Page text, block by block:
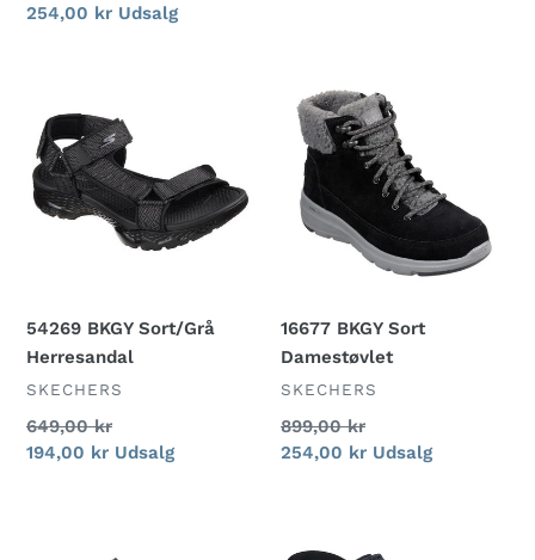
Udsalgspris
254,00 kr Udsalg
BKGY
Sort/Grå
Herresandal
54269 BKGY Sort/Grå
Herresandal
FORHANDLER
SKECHERS
Normalpris
649,00 kr
Udsalgspris
194,00 kr Udsalg
BKGY
Sort
Damestøvlet
16677 BKGY Sort
Damestøvlet
FORHANDLER
SKECHERS
Normalpris
899,00 kr
Udsalgspris
254,00 kr Udsalg
BBK